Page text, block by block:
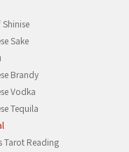
Sake
Brandy
Vodka
Tequila
Tarot Reading